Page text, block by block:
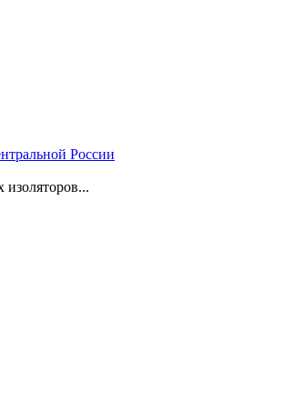
России